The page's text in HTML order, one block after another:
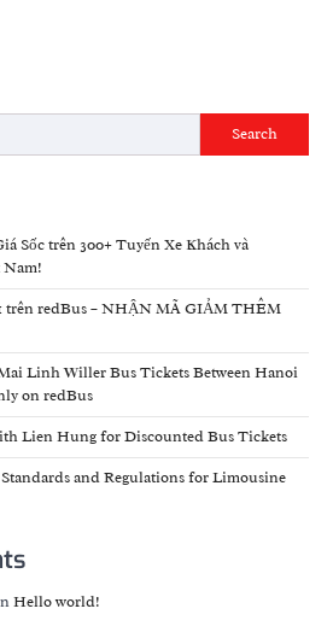
Search
Sốc trên 300+ Tuyến Xe Khách và
trên redBus – NHẬN MÃ GIẢM THÊM
Linh Willer Bus Tickets Between Hanoi
on redBus
Lien Hung for Discounted Bus Tickets
Standards and Regulations for Limousine
Hello world!